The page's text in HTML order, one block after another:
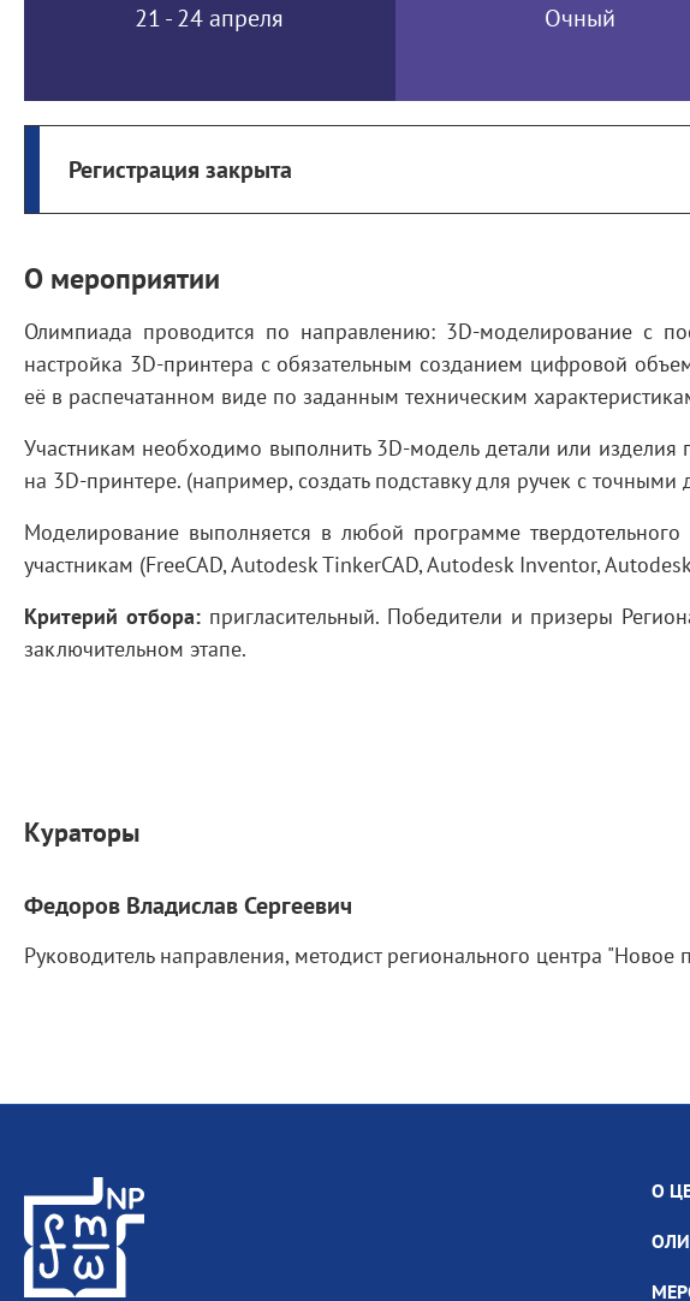
21 - 24 апреля Очный
Регистрация закрыта
О мероприятии
Олимпиада проводится по направлению: 3D-моделирование с
настройка 3D-принтера с обязательным созданием цифровой
её в распечатанном виде по заданным техническим
Участникам необходимо выполнить 3D-модель детали или изделия
на 3D-принтере. (например, создать подставку для ручек с
Моделирование выполняется в любой программе
участникам (FreeCAD, Autodesk TinkerCAD, Autodesk Inventor,
Критерий отбора:пригласительный. Победители и призеры
заключительном этапе.
Кураторы
Федоров Владислав Сергеевич
Руководитель направления, методист регионального центра "Новое
О